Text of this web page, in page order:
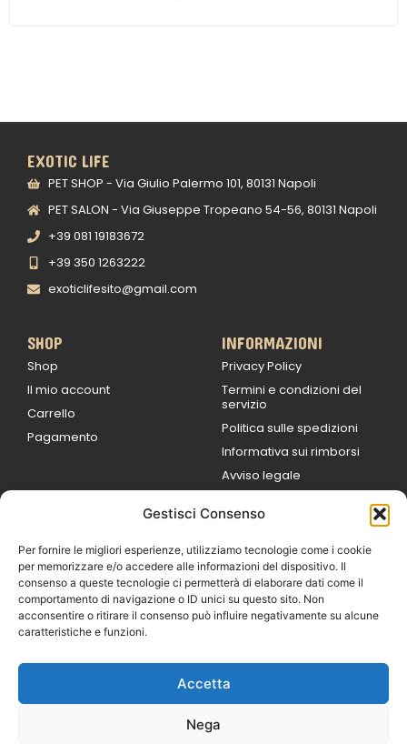
Gestisci Consenso
Per fornire le migliori esperienze, utilizziamo tecnologie come i cookie
per memorizzare e/o accedere alle informazioni del dispositivo. Il
consenso a queste tecnologie ci permetterà di elaborare dati come il
comportamento di navigazione o ID unici su questo sito. Non
acconsentire o ritirare il consenso può influire negativamente su alcune
caratteristiche e funzioni.
Accetta
Nega
EXOTIC LIFE
PET SHOP - Via Giulio Palermo 101, 80131 Napoli
PET SALON - Via Giuseppe Tropeano 54-56, 80131 Napoli
+39 081 19183672
+39 350 1263222
exoticlifesito@gmail.com
SHOP
Shop
Il mio account
Carrello
Pagamento
INFORMAZIONI
Privacy Policy
Termini e condizioni del
servizio
Politica sulle spedizioni
Informativa sui rimborsi
Avviso legale
9:00
Sabato 09:00 /
14:00
16:30 /
Domenica
Castaldi Luca | P.IVA
IT07259351216